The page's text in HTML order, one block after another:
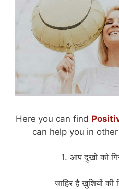
Here you can find
can help you in
1. आप दुखो को
जाहिर है खुशियों